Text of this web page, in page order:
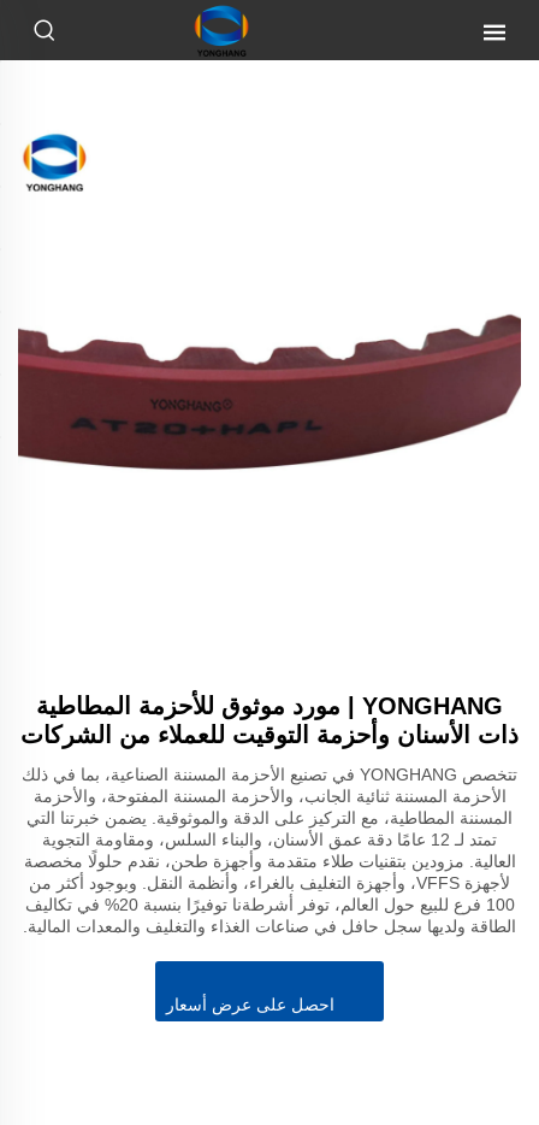
YONGHANG | مورد موثوق للأحزمة المطاطية
ذات الأسنان وأحزمة التوقيت للعملاء من الشركات
تتخصص YONGHANG في تصنيع الأحزمة المسننة الصناعية، بما في ذلك
الأحزمة المسننة ثنائية الجانب، والأحزمة المسننة المفتوحة، والأحزمة
المسننة المطاطية، مع التركيز على الدقة والموثوقية. يضمن خبرتنا التي
تمتد لـ 12 عامًا دقة عمق الأسنان، والبناء السلس، ومقاومة التجوية
العالية. مزودين بتقنيات طلاء متقدمة وأجهزة طحن، نقدم حلولًا مخصصة
لأجهزة VFFS، وأجهزة التغليف بالغراء، وأنظمة النقل. وبوجود أكثر من
100 فرع للبيع حول العالم، توفر أشرطةنا توفيرًا بنسبة 20% في تكاليف
الطاقة ولديها سجل حافل في صناعات الغذاء والتغليف والمعدات المالية.
احصل على عرض أسعار